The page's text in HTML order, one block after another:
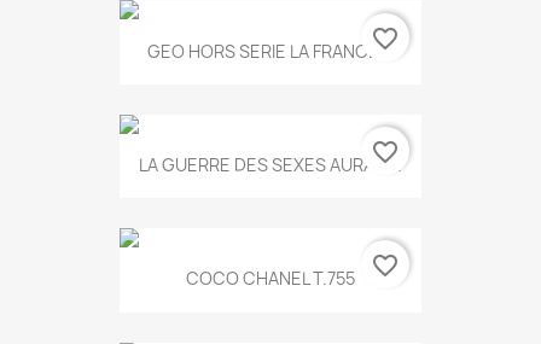
GEO HORS SERIE LA FRANCE...
favorite_border
LA GUERRE DES SEXES AURA T...
favorite_border
COCO CHANEL T.755 favorite_border